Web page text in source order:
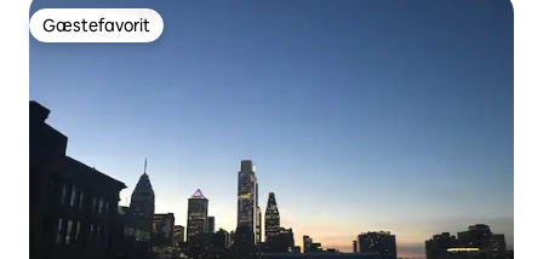
Gæstefavorit
Gæstefavorit